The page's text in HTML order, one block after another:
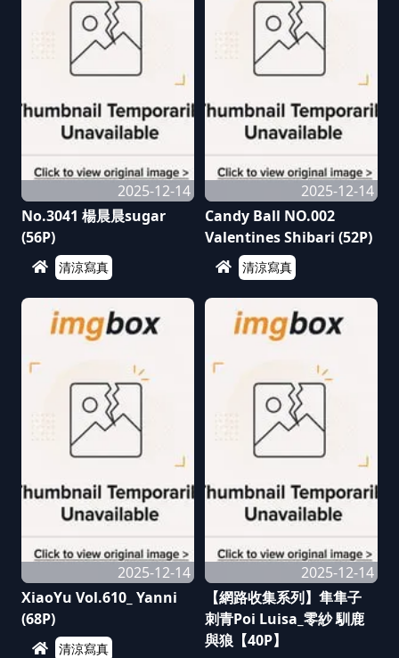
2025-12-14
No.3041 楊晨晨sugar
(56P)
清涼寫真
2025-12-14
Candy Ball NO.002
Valentines Shibari (52P)
清涼寫真
2025-12-14
XiaoYu Vol.610_ Yanni
(68P)
清涼寫真
2025-12-14
【網路收集系列】隼隼子
刺青Poi Luisa_零紗 馴鹿
與狼【40P】